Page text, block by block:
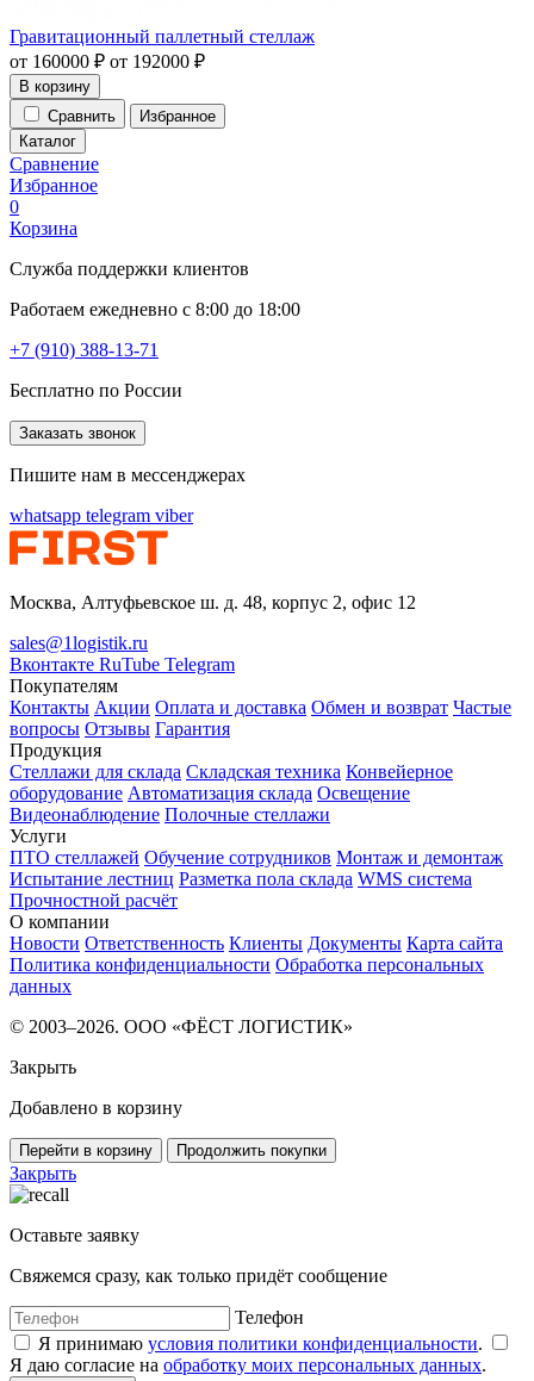
Гравитационный паллетный стеллаж
от 160000 ₽ от 192000 ₽
В корзину
Сравнить
Избранное
Каталог
Сравнение
Избранное
0
Корзина
Служба поддержки клиентов
Работаем ежедневно с 8:00 до 18:00
+7 (910) 388-13-71
Бесплатно по России
Заказать звонок
Пишите нам в мессенджерах
whatsapp telegram viber
Москва, Алтуфьевское ш. д. 48, корпус 2, офис 12
sales@1logistik.ru
Вконтакте RuTube Telegram
Покупателям
Контакты Акции Оплата и доставка Обмен и возврат Частые
вопросы Отзывы Гарантия
Продукция
Стеллажи для склада Складская техника Конвейерное
оборудование Автоматизация склада Освещение
Видеонаблюдение Полочные стеллажи
Услуги
ПТО стеллажей Обучение сотрудников Монтаж и демонтаж
Испытание лестниц Разметка пола склада WMS система
Прочностной расчёт
О компании
Новости Ответственность Клиенты Документы Карта сайта
Политика конфиденциальности Обработка персональных
данных
© 2003–2026. ООО «ФЁСТ ЛОГИСТИК»
Закрыть
Добавлено в корзину
Перейти в корзину Продолжить покупки
Закрыть
Оставьте заявку
Свяжемся сразу, как только придёт сообщение
Телефон
Я принимаю условия политики конфиденциальности.
Я даю согласие на обработку моих персональных данных.